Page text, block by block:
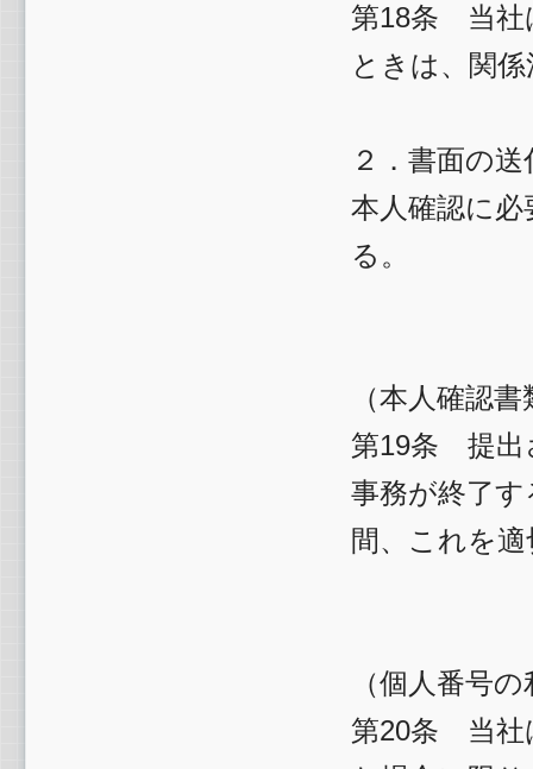
第18条 当社
ときは、関
２．書面の
本人確認に
る。
（本人確認
第19条 提出
事務が終了
間、これを
（個人番号
第20条 当社